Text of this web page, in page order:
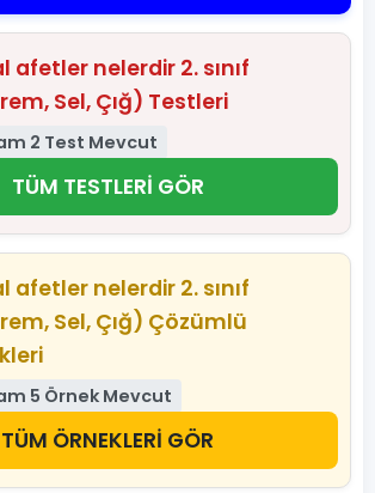
afetler nelerdir 2. sınıf
Sel, Çığ) Testleri
2 Test Mevcut
TÜM TESTLERİ GÖR
afetler nelerdir 2. sınıf
Sel, Çığ) Çözümlü
5 Örnek Mevcut
TÜM ÖRNEKLERİ GÖR